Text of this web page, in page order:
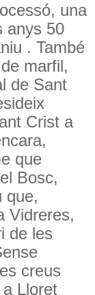
una
anys 50
. També
marfil,
de Sant
Crist a
que
Bosc,
que,
Vidreres,
de les
creus
a Lloret